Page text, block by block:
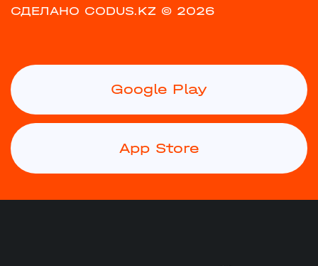
СДЕЛАНО CODUS.KZ © 2026
Google Play
App Store